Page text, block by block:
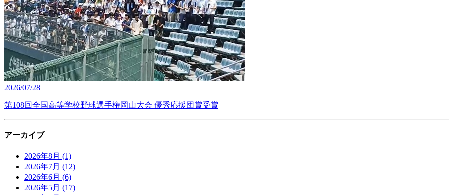
2026/07/28
第108回全国高等学校野球選手権岡山大会 優秀応援団賞受賞
アーカイブ
2026年8月 (1)
2026年7月 (12)
2026年6月 (6)
2026年5月 (17)